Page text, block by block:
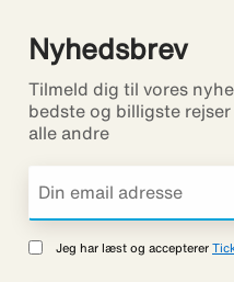
Nyhedsbrev
Tilmeld dig til vores
bedste og billigste
alle andre
Jeg har læst og accepterer